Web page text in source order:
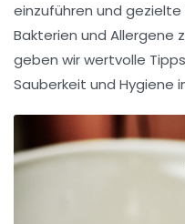
einzuführen und
Bakterien und Allergene
geben wir wertvolle
Sauberkeit und Hygiene